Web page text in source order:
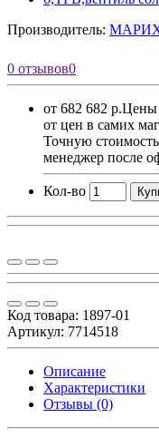
Производитель:
0 отзывов0
от 682 682 р.Цены
от цен в самих
Точную
менеджер после
Кол-во
Код товара: 1897-01
Артикул: 7714518
Описание
Характеристики
Отзывы (0)